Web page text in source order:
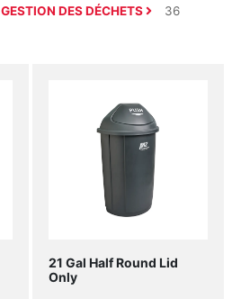
GESTION DES DÉCHETS
36
21 Gal Half Round Lid
Only